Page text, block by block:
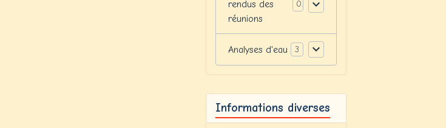
rendus des
réunions
0
Analyses d'eau 3
Informations diverses